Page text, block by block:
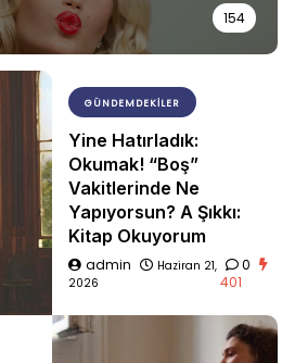
154
GÜNDEMDEKILER
Yine Hatırladık:
Okumak! “Boş”
Vakitlerinde Ne
Yapıyorsun? A Şıkkı:
Kitap Okuyorum
admin
Haziran 21,
2026
0
401